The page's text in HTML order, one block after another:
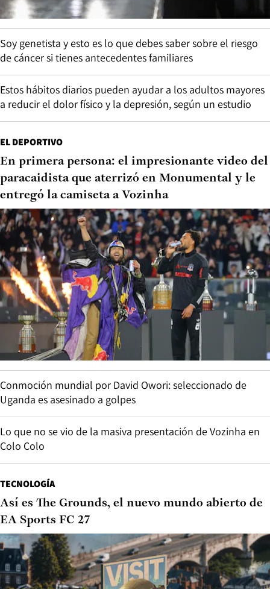
Soy genetista y esto es lo que debes saber sobre el riesgo
de cáncer si tienes antecedentes familiares
Estos hábitos diarios pueden ayudar a los adultos mayores
a reducir el dolor físico y la depresión, según un estudio
EL DEPORTIVO
En primera persona: el impresionante video del
paracaidista que aterrizó en Monumental y le
entregó la camiseta a Vozinha
Conmoción mundial por David Owori: seleccionado de
Uganda es asesinado a golpes
Lo que no se vio de la masiva presentación de Vozinha en
Colo Colo
TECNOLOGÍA
Así es The Grounds, el nuevo mundo abierto de
EA Sports FC 27